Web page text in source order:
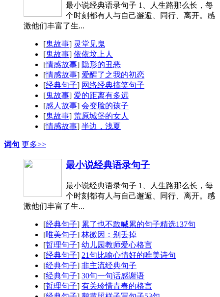
最小说经典语录句子 1、人生路那么长，每
个时刻都有人与自己邂逅、同行、离开。感
激他们丰富了生...
[鬼故事] 灵堂见鬼
[鬼故事] 依依坟上人
[情感故事] 隐形的丑恶
[情感故事] 爱醒了之我的初恋
[经典句子] 网络经典搞笑句子
[鬼故事] 爱的距离有多远
[感人故事] 会变脸的孩子
[鬼故事] 荒原城堡的女人
[情感故事] 半边，浅夏
词句 更多>>
最小说经典语录句子
最小说经典语录句子 1、人生路那么长，每
个时刻都有人与自己邂逅、同行、离开。感
激他们丰富了生...
[经典句子] 累了也不敢喊累的句子精选137句
[唯美句子] 林徽因：别丢掉
[哲理句子] 幼儿园教师爱心格言
[经典句子] 21句比喻心情好的唯美诗句
[经典句子] 非主流经典句子
[经典句子] 30句一句话感谢语
[哲理句子] 有关珍惜青春的格言